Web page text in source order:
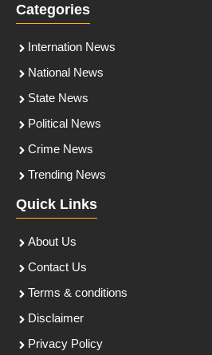
Categories
Internation News
National News
State News
Political News
Crime News
Trending News
Quick Links
About Us
Contact Us
Terms & conditions
Disclaimer
Privacy Policy